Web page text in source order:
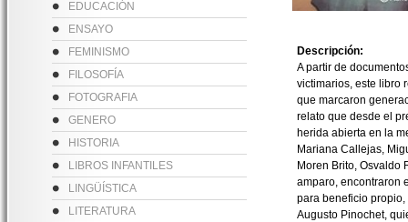
EDUCACIÓN
ENSAYO
FEMINISMO
FILOSOFÍA
FOTOGRAFIA
GENERO
HISTORIA
LIBROS INFANTILES
LINGÜÍSTICA
LITERATURA
Descripción:
A partir de
victimarios, este libro
que marcaron
relato que desde el
herida abierta en la
Mariana Callejas,
Moren Brito, Osvaldo
amparo, encontraron
para beneficio
Augusto Pinochet,